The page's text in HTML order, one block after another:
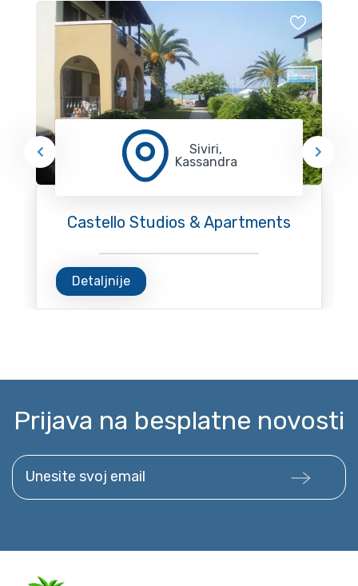
Siviri,
Kassandra
Castello Studios & Apartments
Detaljnije
Prijava na besplatne novosti
Unesite svoj email